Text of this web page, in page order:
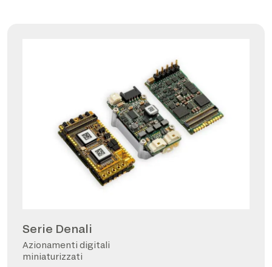
Serie Denali
Azionamenti digitali
miniaturizzati